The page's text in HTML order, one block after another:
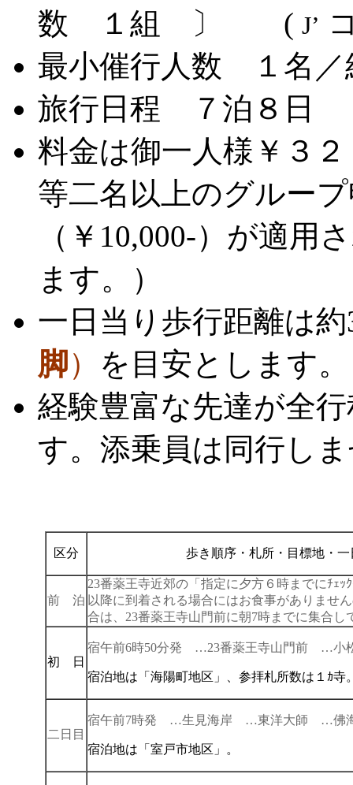
数 １組 〕 ( J’
最小催行人数 １名／
旅行日程 ７泊８日
料金は御一人様￥３
等二名以上のグルー
（￥10,000-）が適用
ます。）
一日当り歩行距離は
脚） を目安とします
経験豊富な先達が全
す。添乗員は同行し
区分 歩き順序・札所・目標地・
前 泊
23番薬王寺近郊の「指定に夕方６時までにﾁｪ
以降に到着される場合にはお食事がありませ
合は、23番薬王寺山門前に朝7時までに集合し
初 日
宿午前6時50分発 …23番薬王寺山門前 …
宿泊地は「海陽町地区」、参拝札所数は１ｶ寺
二日目
宿午前7時発 …生見海岸 …東洋大師 …
宿泊地は「室戸市地区」。